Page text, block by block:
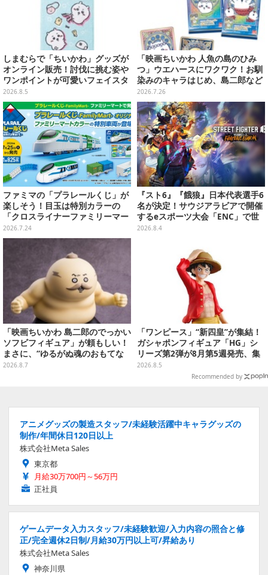
しまむらで「ちいかわ」グッズが
オンライン販売！討伐に挑む姿や
ワンポイントが可愛いフェイスタ
オル、バスマットなど全14種
2026.8.5
「映画ちいかわ 人魚の島のひみ
つ」ウエハースにワクワク！お馴
染みのキャラはじめ、島二郎など
セイレーン編カード全22種
2026.7.26
ファミマの「プラレールくじ」が
楽しそう！目玉は特別カラーの
「クロスライナーファミリーマー
ト号」、その他ライナップも注目
2026.7.24
『スト6』『餓狼』日本代表選手6
名が決定！サウジアラビアで開催
するeスポーツ大会「ENC」で世
界に挑む
2026.8.4
「映画ちいかわ 島二郎のでっかい
ソフビフィギュア」が頼もしい！
まさに、“ゆるがぬ魂のおもてな
し”
2026.8.7
「ワンピース」“新四皇”が集結！
ガシャポンフィギュア「HG」シ
リーズ第2弾が8月第5週発売、集
めて並べたくなるクオリティ
2026.8.5
Recommended by
アニメグッズの製造スタッフ/未経験活躍中キャラグッズの
制作/年間休日120日以上
株式会社Meta Sales
東京都
月給30万700円～56万円
正社員
ゲームデータ入力スタッフ/未経験歓迎/入力内容の照合と修
正/完全週休2日制/月給30万円以上可/昇給あり
株式会社Meta Sales
神奈川県